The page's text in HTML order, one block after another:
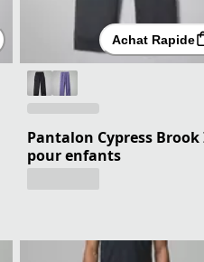
Achat Rapide
Pantalon Cypress
pour enfants